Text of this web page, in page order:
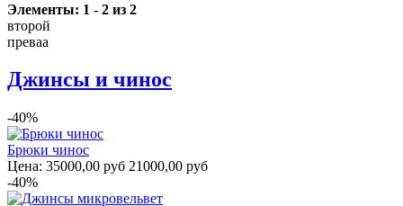
Элементы: 1 - 2 из 2
второй
преваа
Джинсы и чинос
-40%
Брюки чинос
Цена: 35000,00 руб 21000,00 руб
-40%